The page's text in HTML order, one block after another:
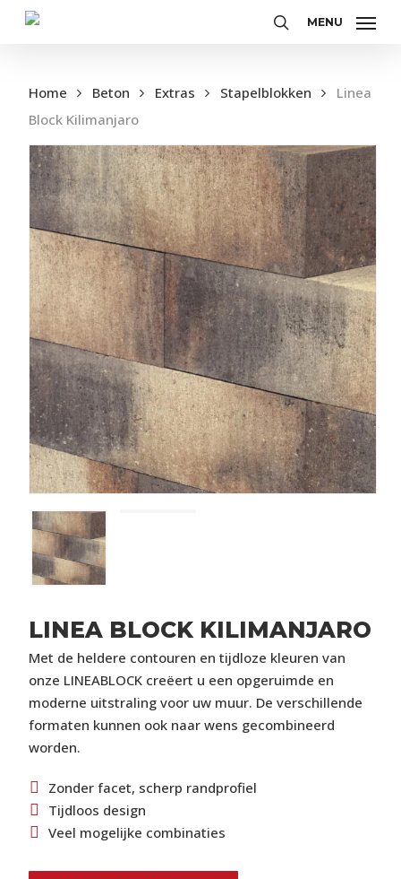
Skip
MENU
Home Beton Extras Stapelblokken
Linea
Block Kilimanjaro
LINEA BLOCK KILIMANJARO
Met de heldere contouren en tijdloze kleuren van
onze LINEABLOCK creëert u een opgeruimde en
moderne uitstraling voor uw muur. De verschillende
formaten kunnen ook naar wens gecombineerd
worden.
Zonder facet, scherp randprofiel
Tijdloos design
Veel mogelijke combinaties